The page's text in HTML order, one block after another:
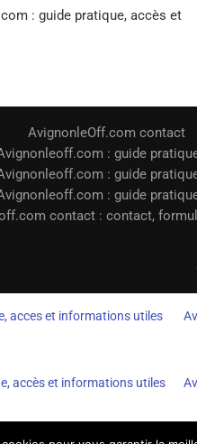
: guide pratique, accès et
AvignonleOff.com contact
: guide
: guide
: guide
contact : contact,
acces et informations utiles
accès et informations utiles